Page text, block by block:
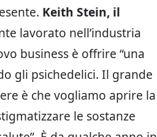
Keith Stein, il
lavorato nell’industria
business è offrire “una
gli psichedelici. Il grande
è che vogliamo aprire la
le sostanze